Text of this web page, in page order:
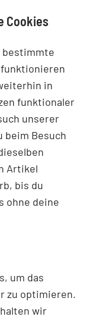
Cookies
bestimmte
in
funktionaler
unserer
beim Besuch
Artikel
bis du
ohne deine
um das
zu optimieren.
wir